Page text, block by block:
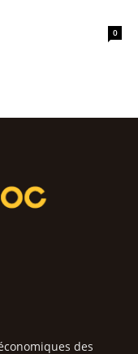
0
des